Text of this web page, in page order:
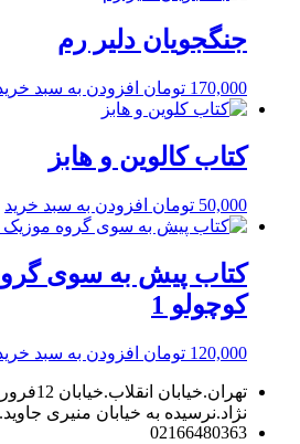
جنگجویان دلیر رم
170,000 تومان افزودن به سبد
کتاب كالوين و هابز
50,000 تومان افزودن به سبد خرید
کتاب پیش به سوی
کوچولو 1
120,000 تومان افزودن به سبد
نژاد.نرسیده به خیابان منیری
02166480363